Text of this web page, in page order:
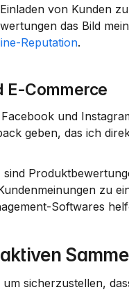
von Kunden
das Bild
Reputation.
E-Commerce
und
geben, das ich
zu
Softwares
sicherzustellen,